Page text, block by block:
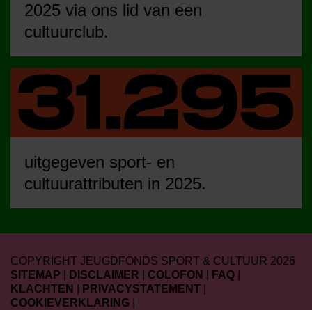
2025 via ons lid van een
cultuurclub.
uitgegeven sport- en
cultuurattributen in 2025.
COPYRIGHT JEUGDFONDS SPORT & CULTUUR 2026
SITEMAP
DISCLAIMER COLOFON FAQ
KLACHTEN
PRIVACYSTATEMENT
COOKIEVERKLARING